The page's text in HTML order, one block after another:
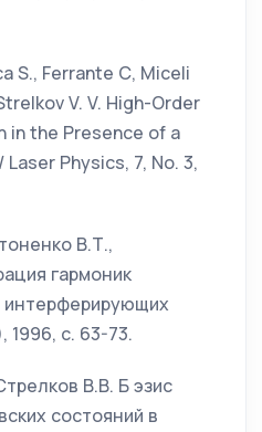
S., Ferrante С, Miceli
V. V. High-Order
in the Presence of a
Physics, 7, No. 3,
В.Т.,
гармоник
интерферирующих
1996, с. 63-73.
В.В. Б эзис
состояний в